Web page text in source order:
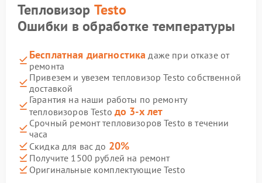
Тепловизор Testo
Ошибки в обработке температуры
Бесплатная диагностика даже при отказе от
ремонта
Привезем и увезем тепловизор Testo собственной
доставкой
Гарантия на наши работы по ремонту
тепловизоров Testo до 3-х лет
Срочный ремонт тепловизоров Testo в течении
часа
Скидка для вас до 20%
Получите 1500 рублей на ремонт
Оригинальные комплектующие Testo